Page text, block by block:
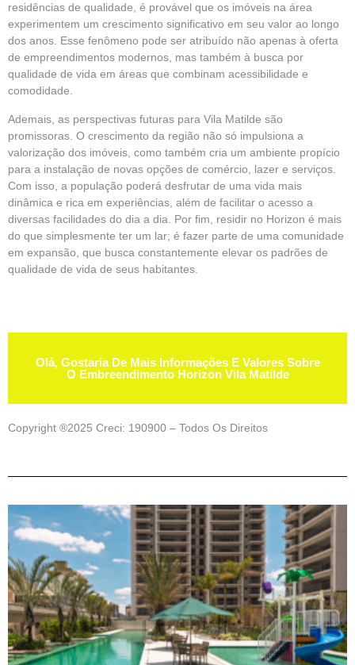
residências de qualidade, é provável que os imóveis na área
experimentem um crescimento significativo em seu valor ao longo
dos anos. Esse fenômeno pode ser atribuído não apenas à oferta
de empreendimentos modernos, mas também à busca por
qualidade de vida em áreas que combinam acessibilidade e
comodidade.
Ademais, as perspectivas futuras para Vila Matilde são
promissoras. O crescimento da região não só impulsiona a
valorização dos imóveis, como também cria um ambiente propício
para a instalação de novas opções de comércio, lazer e serviços.
Com isso, a população poderá desfrutar de uma vida mais
dinâmica e rica em experiências, além de facilitar o acesso a
diversas facilidades do dia a dia. Por fim, residir no Horizon é mais
do que simplesmente ter um lar; é fazer parte de uma comunidade
em expansão, que busca constantemente elevar os padrões de
qualidade de vida de seus habitantes.
Olá, Gostaria De Mais Informações E Valores Sobre
O Embreendimento Horizon Vila Matilde
Copyright ®2025 Creci: 190900 – Todos Os Direitos